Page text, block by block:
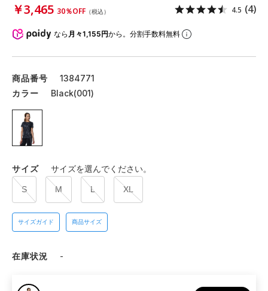
￥3,465 30％OFF （税込） 4.5 (4)
なら 月々1,155円から。分割手数料無料
商品番号
1384771
カラー
Black(001)
サイズ サイズを選んでください。
S M L XL
サイズガイド 商品サイズ
在庫状況 -